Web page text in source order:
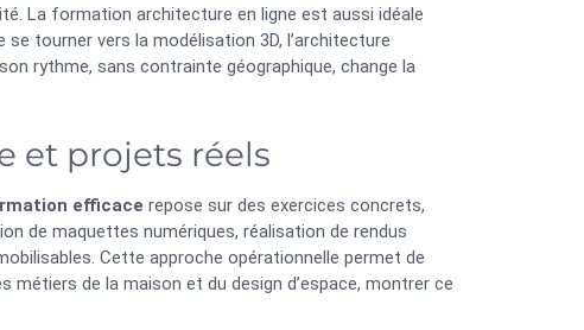
La formation architecture en ligne est aussi idéale
tourner vers la modélisation 3D, l’architecture
rythme, sans contrainte géographique, change la
et projets réels
efficace repose sur des exercices concrets,
de maquettes numériques, réalisation de rendus
Cette approche opérationnelle permet de
de la maison et du design d’espace, montrer ce